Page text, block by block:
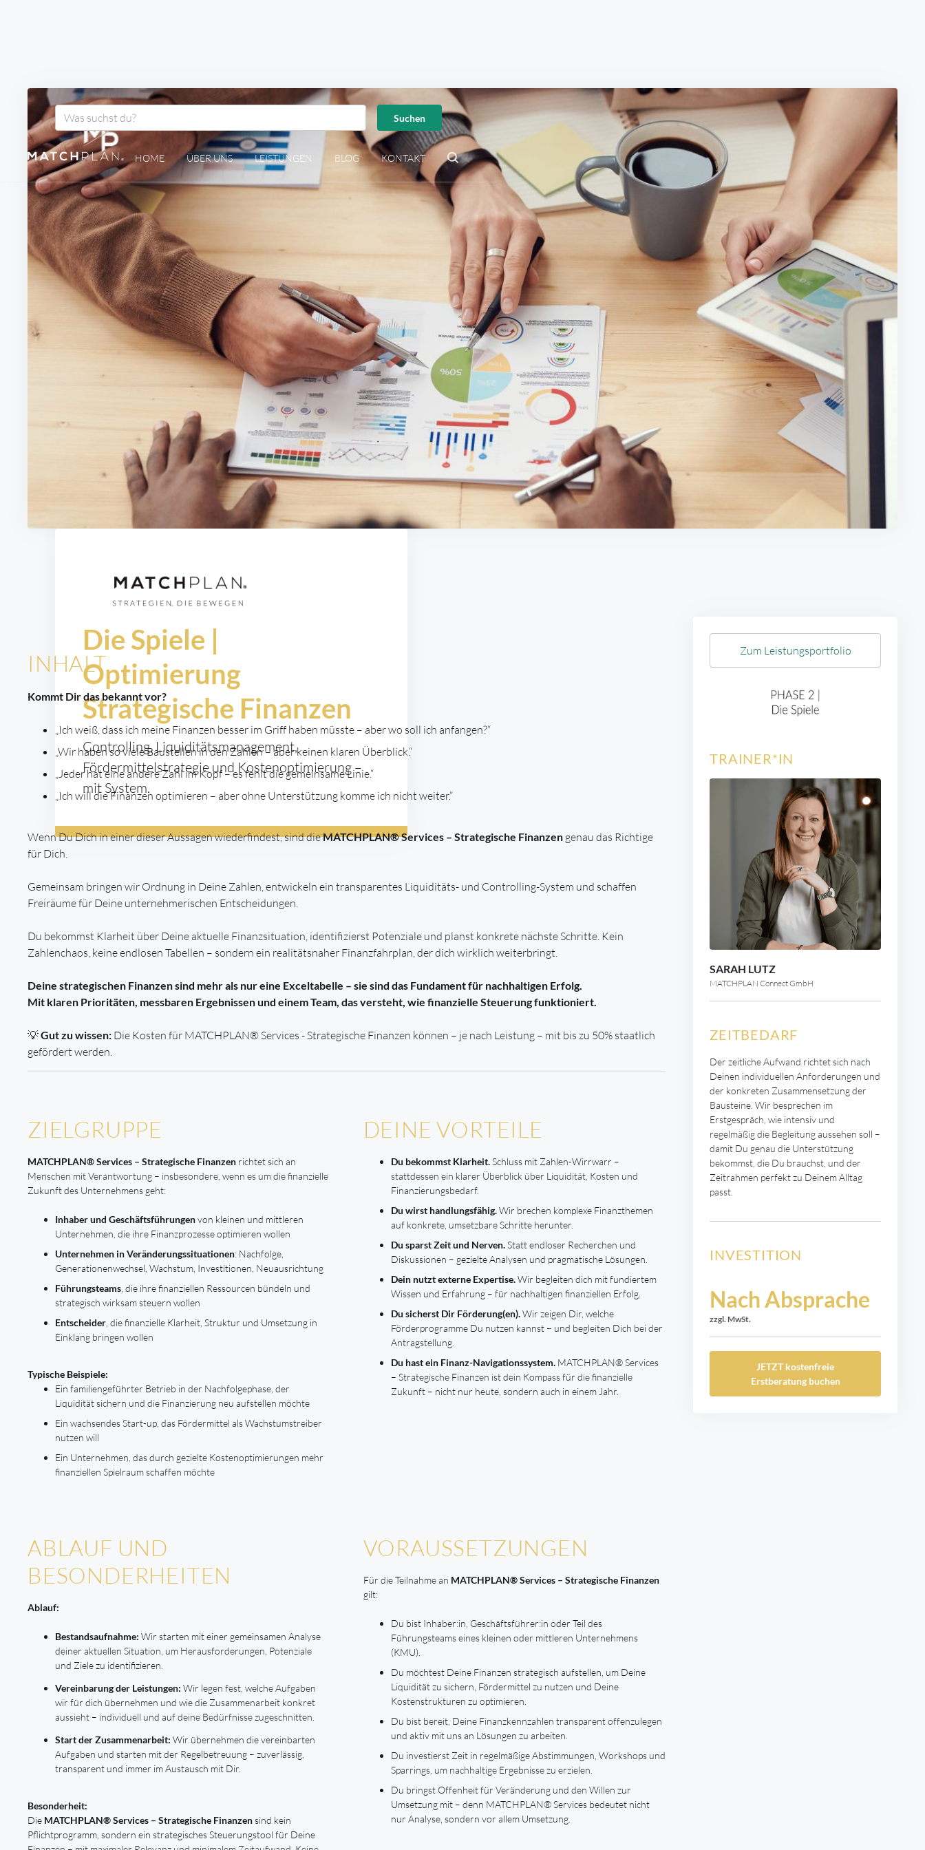
HOME ÜBER UNS LEISTUNGEN BLOG KONTAKT
Die Spiele |
Optimierung
Strategische Finanzen
Controlling, Liquiditätsmanagement,
Fördermittelstrategie und Kostenoptimierung –
mit System.
INHALT
Kommt Dir das bekannt vor?
„Ich weiß, dass ich meine Finanzen besser im Griff haben müsste – aber wo soll ich anfangen?“
„Wir haben so viele Baustellen in den Zahlen – aber keinen klaren Überblick.“
„Jeder hat eine andere Zahl im Kopf – es fehlt die gemeinsame Linie.“
„Ich will die Finanzen optimieren – aber ohne Unterstützung komme ich nicht weiter.“
Wenn Du Dich in einer dieser Aussagen wiederfindest, sind dieMATCHPLAN® Services – Strategische Finanzen genau das Richtige
für Dich.
Gemeinsam bringen wir Ordnung in Deine Zahlen, entwickeln ein transparentes Liquiditäts- und Controlling-System und schaffen
Freiräume für Deine unternehmerischen Entscheidungen.
Du bekommst Klarheit über Deine aktuelle Finanzsituation, identifizierst Potenziale und planst konkrete nächste Schritte. Kein
Zahlenchaos, keine endlosen Tabellen – sondern ein realitätsnaher Finanzfahrplan, der dich wirklich weiterbringt.
Deine strategischen Finanzen sind mehr als nur eine Exceltabelle – sie sind das Fundament für nachhaltigen Erfolg.
Mit klaren Prioritäten, messbaren Ergebnissen und einem Team, das versteht, wie finanzielle Steuerung funktioniert.
💡Gut zu wissen: Die Kosten für MATCHPLAN® Services - Strategische Finanzen können – je nach Leistung – mit bis zu 50% staatlich
gefördert werden.
ZIELGRUPPE
MATCHPLAN® Services – Strategische Finanzen richtet sich an
Menschen mit Verantwortung – insbesondere, wenn es um die finanzielle
Zukunft des Unternehmens geht:
Inhaber und Geschäftsführungenvon kleinen und mittleren
Unternehmen, die ihre Finanzprozesse optimieren wollen
Unternehmen in Veränderungssituationen: Nachfolge,
Generationenwechsel, Wachstum, Investitionen, Neuausrichtung
Führungsteams , die ihre finanziellen Ressourcen bündeln und
strategisch wirksam steuern wollen
Entscheider , die finanzielle Klarheit, Struktur und Umsetzung in
Einklang bringen wollen
Typische Beispiele:
Ein familiengeführter Betrieb in der Nachfolgephase, der
Liquidität sichern und die Finanzierung neu aufstellen möchte
Ein wachsendes Start-up, das Fördermittel als Wachstumstreiber
nutzen will
Ein Unternehmen, das durch gezielte Kostenoptimierungen mehr
finanziellen Spielraum schaffen möchte
DEINE VORTEILE
Du bekommst Klarheit.Schluss mit Zahlen-Wirrwarr –
stattdessen ein klarer Überblick über Liquidität, Kosten und
Finanzierungsbedarf.
Du wirst handlungsfähig.Wir brechen komplexe Finanzthemen
auf konkrete, umsetzbare Schritte herunter.
Du sparst Zeit und Nerven.Statt endloser Recherchen und
Diskussionen – gezielte Analysen und pragmatische Lösungen.
Dein nutzt externe Expertise.Wir begleiten dich mit fundiertem
Wissen und Erfahrung – für nachhaltigen finanziellen Erfolg.
Du sicherst Dir Förderung(en).Wir zeigen Dir, welche
Förderprogramme Du nutzen kannst – und begleiten Dich bei der
Antragstellung.
Du hast ein Finanz-Navigationssystem.MATCHPLAN® Services
– Strategische Finanzen ist dein Kompass für die finanzielle
Zukunft – nicht nur heute, sondern auch in einem Jahr.
ABLAUF UND
BESONDERHEITEN
Ablauf:
Bestandsaufnahme: Wir starten mit einer gemeinsamen Analyse
deiner aktuellen Situation, um Herausforderungen, Potenziale
und Ziele zu identifizieren.
Vereinbarung der Leistungen: Wir legen fest, welche Aufgaben
wir für dich übernehmen und wie die Zusammenarbeit konkret
aussieht – individuell und auf deine Bedürfnisse zugeschnitten.
Start der Zusammenarbeit: Wir übernehmen die vereinbarten
Aufgaben und starten mit der Regelbetreuung – zuverlässig,
transparent und immer im Austausch mit Dir.
Besonderheit:
Die MATCHPLAN® Services – Strategische Finanzensind kein
Pflichtprogramm, sondern ein strategisches Steuerungstool für Deine
VORAUSSETZUNGEN
Für die Teilnahme an MATCHPLAN® Services – Strategische Finanzen
gilt:
Du bist Inhaber:in, Geschäftsführer:in oder Teil des
Führungsteams eines kleinen oder mittleren Unternehmens
(KMU).
Du möchtest Deine Finanzen strategisch aufstellen, um Deine
Liquidität zu sichern, Fördermittel zu nutzen und Deine
Kostenstrukturen zu optimieren.
Du bist bereit, Deine Finanzkennzahlen transparent offenzulegen
und aktiv mit uns an Lösungen zu arbeiten.
Du investierst Zeit in regelmäßige Abstimmungen, Workshops und
Sparrings, um nachhaltige Ergebnisse zu erzielen.
Du bringst Offenheit für Veränderung und den Willen zur
Umsetzung mit – denn MATCHPLAN® Services bedeutet nicht
nur Analyse, sondern vor allem Umsetzung.
Zum Leistungsportfolio
TRAINER*IN
SARAH LUTZ
MATCHPLAN Connect GmbH
ZEITBEDARF
Der zeitliche Aufwand richtet sich nach
Deinen individuellen Anforderungen und
der konkreten Zusammensetzung der
Bausteine. Wir besprechen im
Erstgespräch, wie intensiv und
regelmäßig die Begleitung aussehen soll –
damit Du genau die Unterstützung
bekommst, die Du brauchst, und der
Zeitrahmen perfekt zu Deinem Alltag
passt.
INVESTITION
Nach Absprache
zzgl. MwSt.
JETZT kostenfreie
Erstberatung buchen